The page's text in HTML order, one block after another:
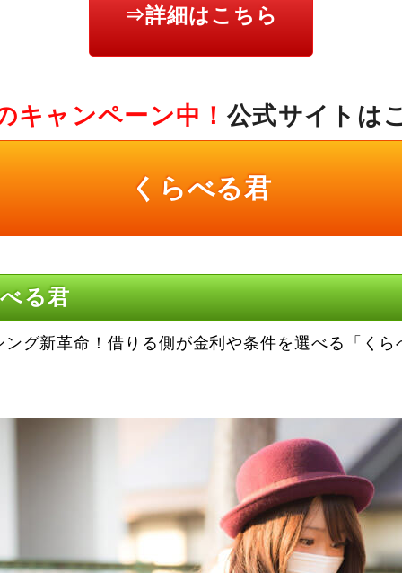
⇒詳細はこちら
キャンペーン中！ 公式サイトは
くらべる君
る君
ング新革命！借りる側が金利や条件を選べる「くら